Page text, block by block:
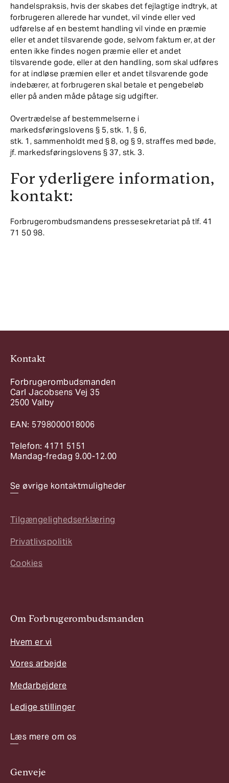
handelspraksis, hvis der skabes det fejlagtige indtryk, at
forbrugeren allerede har vundet, vil vinde eller ved
udførelse af en bestemt handling vil vinde en præmie
eller et andet tilsvarende gode, selvom faktum er, at der
enten ikke findes nogen præmie eller et andet
tilsvarende gode, eller at den handling, som skal udføres
for at indløse præmien eller et andet tilsvarende gode
indebærer, at forbrugeren skal betale et pengebeløb
eller på anden måde påtage sig udgifter.
Overtrædelse af bestemmelserne i
markedsføringslovens § 5, stk. 1, § 6,
stk. 1, sammenholdt med § 8, og § 9, straffes med bøde,
jf. markedsføringslovens § 37, stk. 3.
For yderligere information,
kontakt:
Forbrugerombudsmandens pressesekretariat på tlf. 41
71 50 98.
Kontakt
Forbrugerombudsmanden
Carl Jacobsens Vej 35
2500 Valby
EAN: 5798000018006
Telefon: 4171 5151
Mandag-fredag 9.00-12.00
Se øvrige kontaktmuligheder
Tilgængelighedserklæring
Privatlivspolitik
Cookies
Om Forbrugerombudsmanden
Hvem er vi
Vores arbejde
Medarbejdere
Ledige stillinger
Læs mere om os
Genveje